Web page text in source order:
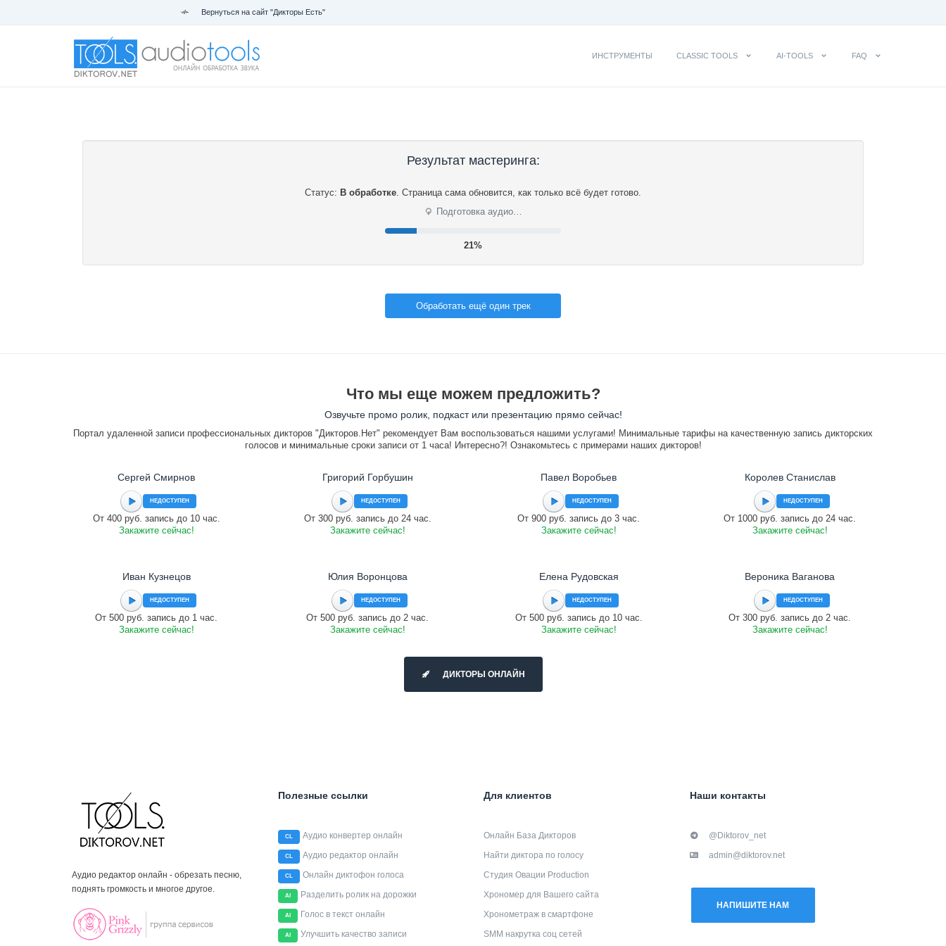
Вернуться на сайт "Дикторы Есть"
ИНСТРУМЕНТЫ CLASSIC TOOLS AI-TOOLS FAQ
Результат мастеринга:
Статус: В обработке. Страница сама обновится, как только всё будет готово.
⟳ Подготовка аудио…
22%
Обработать ещё один трек
Что мы еще можем предложить?
Озвучьте промо ролик, подкаст или презентацию прямо сейчас!
Портал удаленной записи профессиональных дикторов "Дикторов.Нет" рекомендует Вам воспользоваться нашими услугами! Минимальные тарифы на качественную запись дикторских
голосов и минимальные сроки записи от 1 часа! Интересно?! Ознакомьтесь с примерами наших дикторов!
Сергей Смирнов
НЕДОСТУПЕН
От 400 руб. запись до 10 час.
Закажите сейчас!
Григорий Горбушин
НЕДОСТУПЕН
От 300 руб. запись до 24 час.
Закажите сейчас!
Павел Воробьев
НЕДОСТУПЕН
От 900 руб. запись до 3 час.
Закажите сейчас!
Королев Станислав
НЕДОСТУПЕН
От 1000 руб. запись до 24 час.
Закажите сейчас!
Иван Кузнецов
НЕДОСТУПЕН
От 500 руб. запись до 1 час.
Закажите сейчас!
Юлия Воронцова
НЕДОСТУПЕН
От 500 руб. запись до 2 час.
Закажите сейчас!
Елена Рудовская
НЕДОСТУПЕН
От 500 руб. запись до 10 час.
Закажите сейчас!
Вероника Ваганова
НЕДОСТУПЕН
От 300 руб. запись до 2 час.
Закажите сейчас!
ДИКТОРЫ ОНЛАЙН
Аудио редактор онлайн - обрезать песню,
поднять громкость и многое другое.
Полезные ссылки
CL Аудио конвертер онлайн
CL Аудио редактор онлайн
CL Онлайн диктофон голоса
AI Разделить ролик на дорожки
AI Голос в текст онлайн
AI Улучшить качество записи
Для клиентов
Онлайн База Дикторов
Найти диктора по голосу
Студия Овации Production
Хрономер для Вашего сайта
Хронометраж в смартфоне
SMM накрутка соц сетей
Наши контакты
@Diktorov_net
admin@diktorov.net
НАПИШИТЕ НАМ